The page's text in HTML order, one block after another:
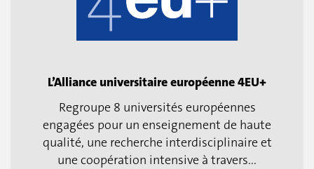
L’Alliance universitaire européenne 4EU+
Regroupe 8 universités européennes
engagées pour un enseignement de haute
qualité, une recherche interdisciplinaire et
une coopération intensive à travers...